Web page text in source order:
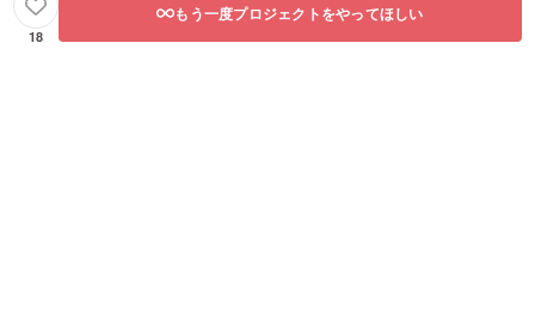
18
もう一度プロジェクトをやってほしい